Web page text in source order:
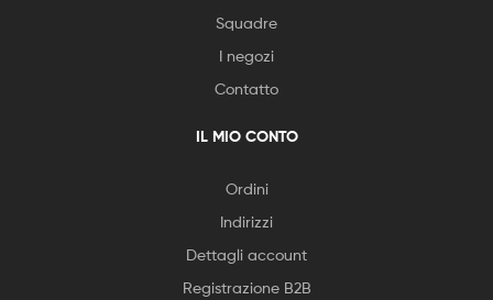
Squadre
I negozi
Contatto
IL MIO CONTO
Ordini
Indirizzi
Dettagli account
Registrazione B2B